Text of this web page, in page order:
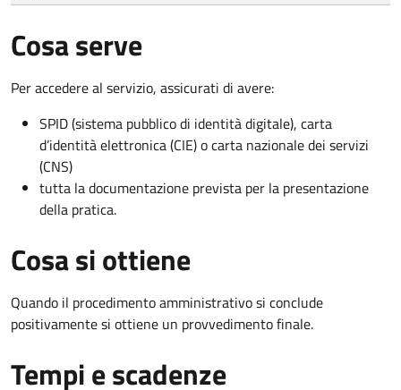
Cosa serve
Per accedere al servizio, assicurati di avere:
SPID (sistema pubblico di identità digitale), carta
d’identità elettronica (CIE) o carta nazionale dei servizi
(CNS)
tutta la documentazione prevista per la presentazione
della pratica.
Cosa si ottiene
Quando il procedimento amministrativo si conclude
positivamente si ottiene un provvedimento finale.
Tempi e scadenze